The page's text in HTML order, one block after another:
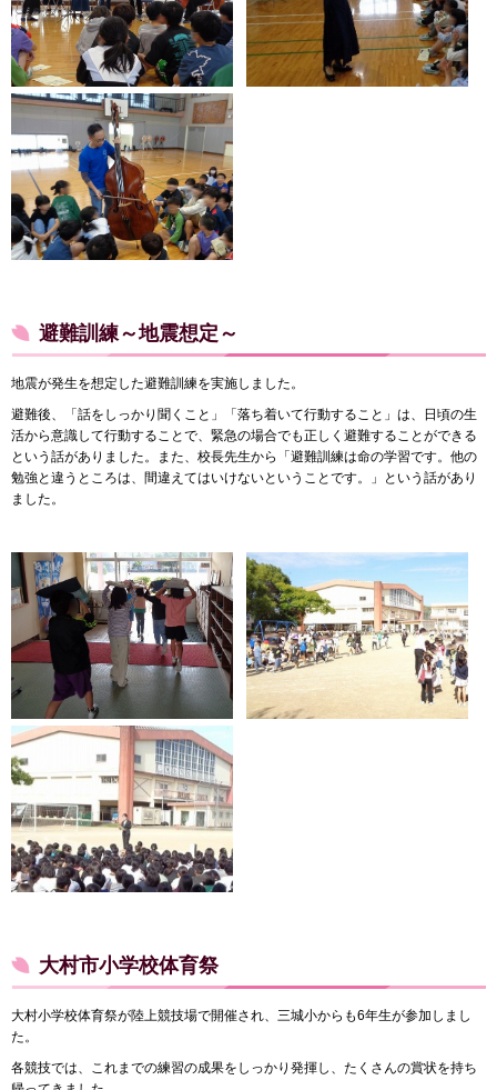
避難訓練～地震想定～
地震が発生を想定した避難訓練を実施しました。
避難後、「話をしっかり聞くこと」「落ち着いて行動すること」は、日頃の生
活から意識して行動することで、緊急の場合でも正しく避難することができる
という話がありました。また、校長先生から「避難訓練は命の学習です。他の
勉強と違うところは、間違えてはいけないということです。」という話があり
ました。
大村市小学校体育祭
大村小学校体育祭が陸上競技場で開催され、三城小からも6年生が参加しまし
た。
各競技では、これまでの練習の成果をしっかり発揮し、たくさんの賞状を持ち